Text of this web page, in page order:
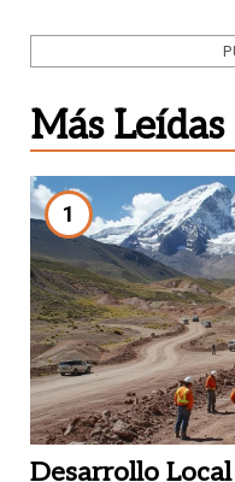
Más Leídas
1
Desarrollo Local